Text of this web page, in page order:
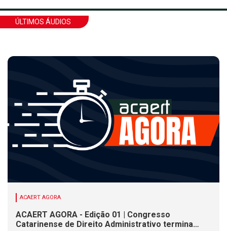
ÚLTIMOS ÁUDIOS
ACAERT AGORA
ACAERT AGORA - Edição 01 | Congresso
Catarinense de Direito Administrativo termina